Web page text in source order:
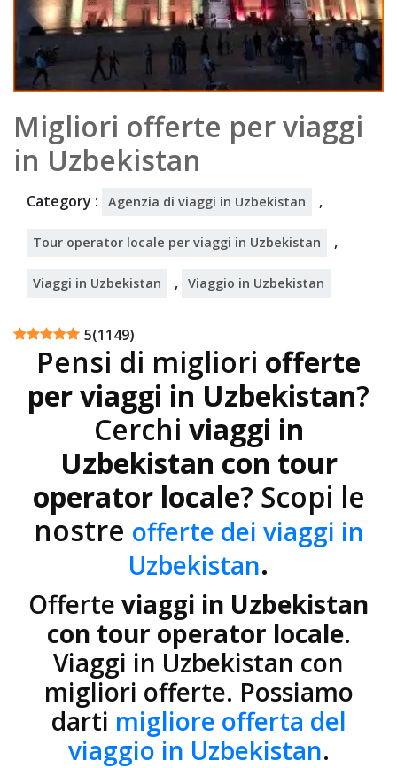
Migliori offerte per viaggi
in Uzbekistan
Category : Agenzia di viaggi in Uzbekistan ,
Tour operator locale per viaggi in Uzbekistan ,
Viaggi in Uzbekistan , Viaggio in Uzbekistan
5(1149)
Pensi di migliori offerte
per viaggi in Uzbekistan?
Cerchi viaggi in
Uzbekistan con tour
operator locale? Scopi le
nostre offerte dei viaggi in
Uzbekistan.
Offerte viaggi in Uzbekistan
con tour operator locale.
Viaggi in Uzbekistan con
migliori offerte. Possiamo
darti migliore offerta del
viaggio in Uzbekistan.